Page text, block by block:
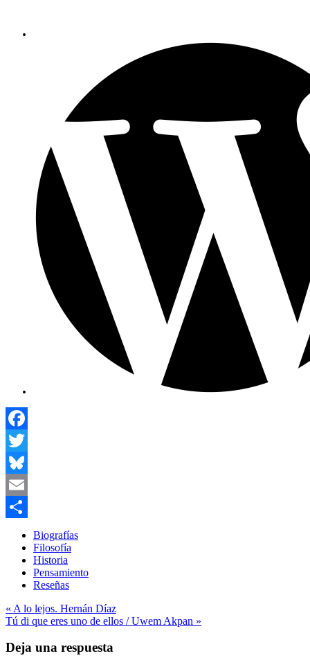
Facebook
Twitter
Bluesky
Email
Compartir
Biografías
Filosofía
Historia
Pensamiento
Reseñas
Navegación
de
entradas
« A lo lejos. Hernán Díaz
Tú di que eres uno de ellos / Uwem Akpan »
Deja una respuesta